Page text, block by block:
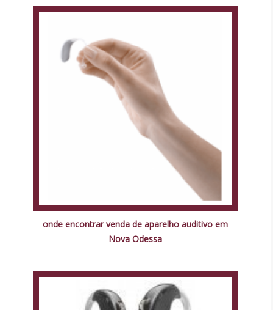
onde encontrar venda de aparelho auditivo em
Nova Odessa